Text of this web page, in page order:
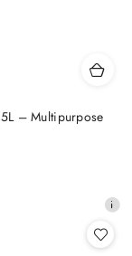
– Multipurpose